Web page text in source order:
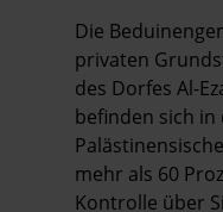
Die
privaten
des Dorfes Al-
befinden sich in
mehr als 60
Kontrolle über